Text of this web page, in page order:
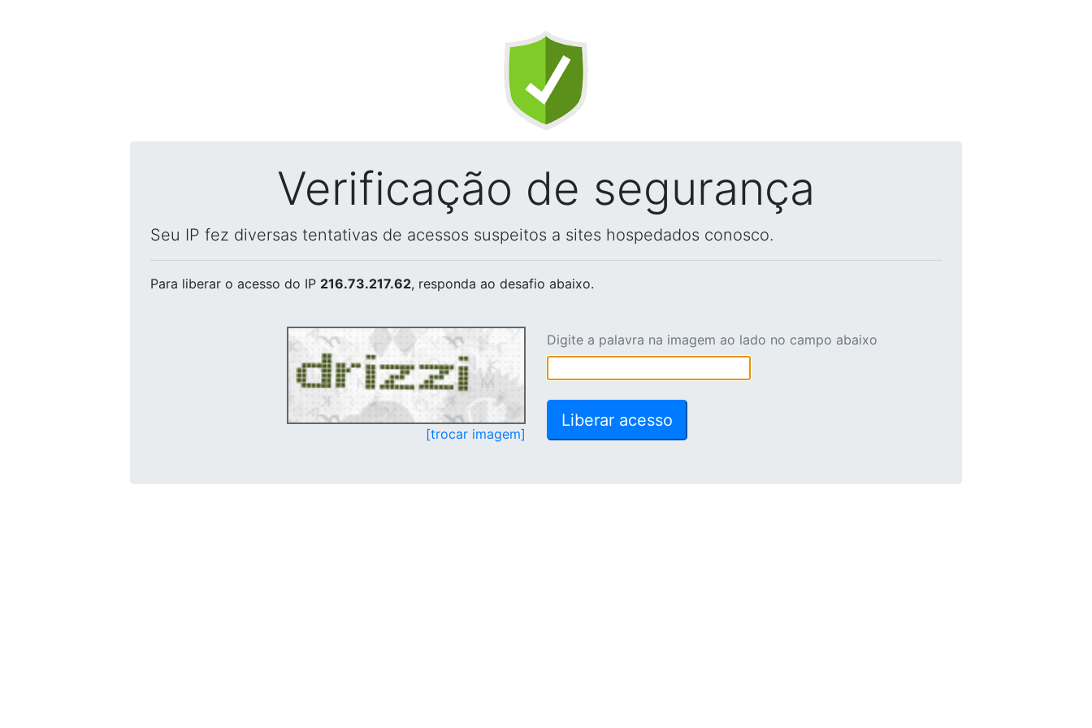
Verificação de segurança
Seu IP fez diversas tentativas de acessos suspeitos a sites hospedados conosco.
Para liberar o acesso do IP 216.73.217.62, responda ao desafio abaixo.
[trocar imagem]
Digite a palavra na imagem ao lado no campo abaixo